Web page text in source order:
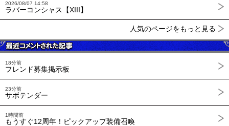
2026/08/07 14:58
ラバーコンシャス【XIII】
人気のページをもっと見る
18分前
フレンド募集掲示板
23分前
サボテンダー
1時間前
もうすぐ12周年！ピックアップ装備召喚